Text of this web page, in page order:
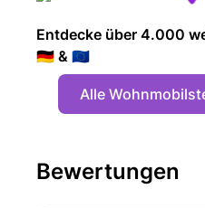
Entdecke über 4.000
🇩🇪 & 🇪🇺
Alle
Bewertungen